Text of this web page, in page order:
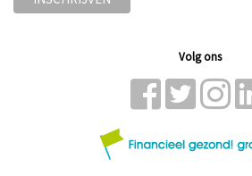
Volg ons